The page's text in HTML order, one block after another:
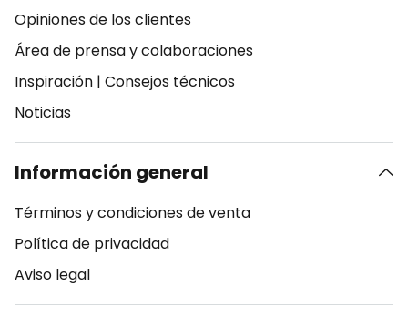
Opiniones de los clientes
Área de prensa y colaboraciones
Inspiración | Consejos técnicos
Noticias
Información general
Términos y condiciones de venta
Política de privacidad
Aviso legal